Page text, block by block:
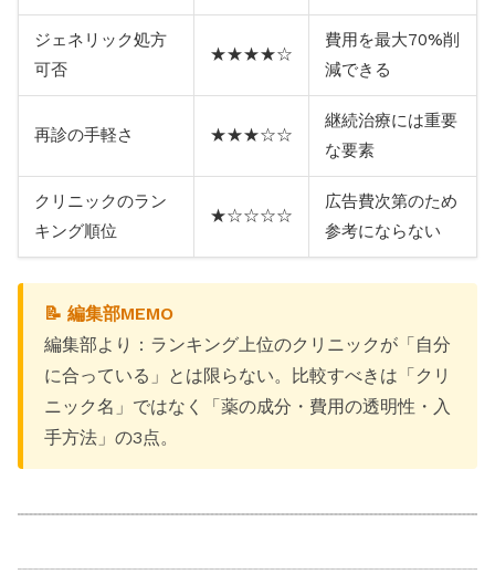
ジェネリック処方
可否
★★★★☆
費用を最大70%削
減できる
再診の手軽さ ★★★☆☆
継続治療には重要
な要素
クリニックのラン
キング順位
★☆☆☆☆
広告費次第のため
参考にならない
📝 編集部MEMO
編集部より：ランキング上位のクリニックが「自分
に合っている」とは限らない。比較すべきは「クリ
ニック名」ではなく「薬の成分・費用の透明性・入
手方法」の3点。